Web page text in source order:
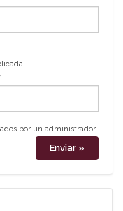
*
por un administrador.